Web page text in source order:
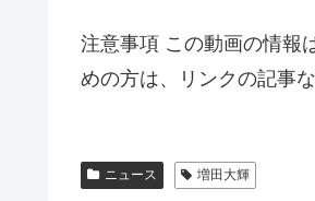
注意事項 この動画の情報
めの方は、リンクの記事
ニュース 増田大輝